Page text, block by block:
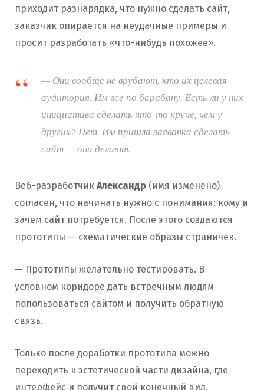
приходит разнарядка, что нужно сделать сайт,
заказчик опирается на неудачные примеры и
просит разработать «что-нибудь похожее».
— Они вообще не врубают, кто их целевая
аудитория. Им все по барабану. Есть ли у них
инициатива сделать что-то круче, чем у
других? Нет. Им пришла заявочка сделать
сайт — они делают.
Веб-разработчик Александр (имя изменено)
согласен, что начинать нужно с понимания: кому и
зачем сайт потребуется. После этого создаются
прототипы — схематические образы страничек.
— Прототипы желательно тестировать. В
условном коридоре дать встречным людям
попользоваться сайтом и получить обратную
связь.
Только после доработки прототипа можно
переходить к эстетической части дизайна, где
интерфейс и получит свой конечный вид.